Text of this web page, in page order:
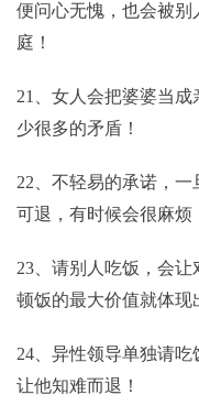
便问心无愧，也会被别
庭！
21、女人会把婆婆当
少很多的矛盾！
22、不轻易的承诺，
可退，有时候会很麻烦
23、请别人吃饭，会
顿饭的最大价值就体现
24、异性领导单独请
让他知难而退！